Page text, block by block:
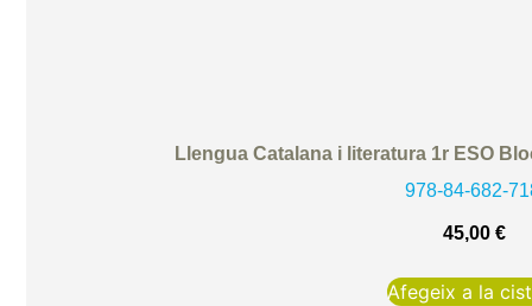
Llengua Catalana i literatura 1r ESO
978-84-682-
45,00€
Afegeix a la